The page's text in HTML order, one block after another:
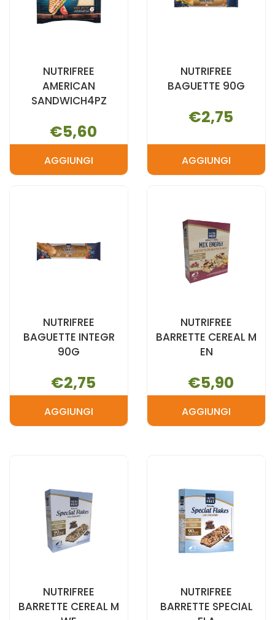
NUTRIFREE
AMERICAN
SANDWICH4PZ
€5,60
AGGIUNGIAGGIUNGI NUTRIFREE
NUTRIFREE
BAGUETTE 90G
€2,75
AGGIUNGIAGGIUNGI
CARRELLO
NUTRIFREE
BAGUETTE INTEGR
90G
€2,75
AGGIUNGIAGGIUNGI NUTRIFREE
NUTRIFREE
BARRETTE CEREAL M
EN
€5,90
AGGIUNGIAGGIUNGI
CARRELLO
NUTRIFREE
BARRETTE CEREAL M
NUTRIFREE
BARRETTE SPECIAL